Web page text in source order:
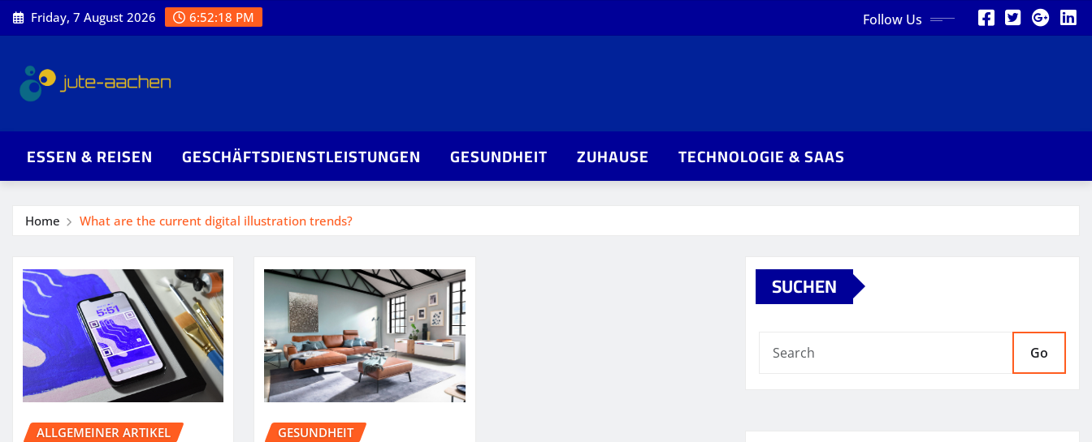
Skip
to
Friday, 7 August 2026 6:52:19 PM Follow Us
ESSEN & REISEN GESCHÄFTSDIENSTLEISTUNGEN GESUNDHEIT ZUHAUSE TECHNOLOGIE & SAAS
Home What are the current digital illustration trends?
ALLGEMEINER ARTIKEL GESUNDHEIT
SUCHEN
Go